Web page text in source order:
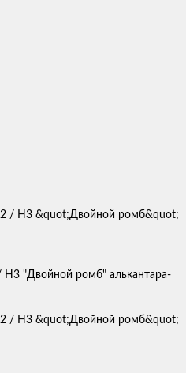
"Двойной ромб" алькантара-